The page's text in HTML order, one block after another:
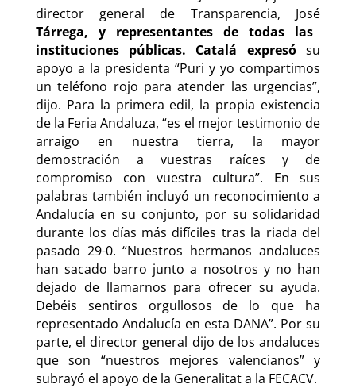
director general de Transparencia, José
Tárrega, y representantes de todas las
instituciones públicas. Catalá expresósu
apoyo a la presidenta “Puri y yo compartimos
un teléfono rojo para atender las urgencias”,
dijo. Para la primera edil, la propia existencia
de la Feria Andaluza, “es el mejor testimonio de
arraigo en nuestra tierra, la mayor
demostración a vuestras raíces y de
compromiso con vuestra cultura”. En sus
palabras también incluyó un reconocimiento a
Andalucía en su conjunto, por su solidaridad
durante los días más difíciles tras la riada del
pasado 29-0. “Nuestros hermanos andaluces
han sacado barro junto a nosotros y no han
dejado de llamarnos para ofrecer su ayuda.
Debéis sentiros orgullosos de lo que ha
representado Andalucía en esta DANA”. Por su
parte, el director general dijo de los andaluces
que son “nuestros mejores valencianos” y
subrayó el apoyo de la Generalitat a la FECACV.